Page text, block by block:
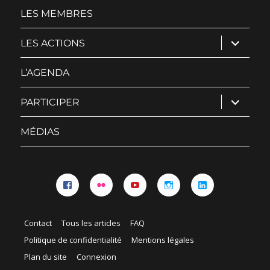
LES MEMBRES
LES ACTIONS ouvrir
le
sous-
L’AGENDA
PARTICIPER ouvrir
le
sous-
MÉDIAS
Contact Tous les articles
FAQ
Politique de confidentialité
Mentions légales
Plan du site
Connexion